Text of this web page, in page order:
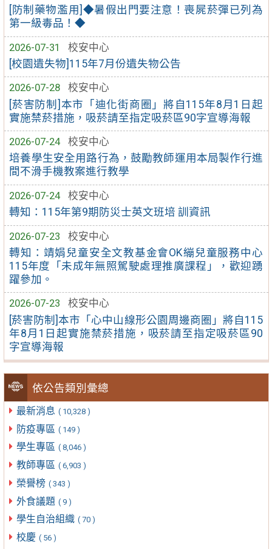
[防制藥物濫用]◆暑假出門要注意！喪屍菸彈已列為
第一級毒品！◆
2026-07-31
校安中心
[校園遺失物]115年7月份遺失物公告
2026-07-28
校安中心
[菸害防制]本市「迪化街商圈」將自115年8月1日起
實施禁菸措施，吸菸請至指定吸菸區90字宣導海報
2026-07-24
校安中心
培養學生安全用路行為，鼓勵教師運用本局製作行進
間不滑手機教案進行教學
2026-07-24
校安中心
轉知：115年第9期防災士英文班培 訓資訊
2026-07-23
校安中心
轉知：靖娟兒童安全文教基金會OK繃兒童服務中心
115年度「未成年無照駕駛處理推廣課程」，歡迎踴
躍參加。
2026-07-23
校安中心
[菸害防制]本市「心中山線形公園周邊商圈」將自115
年8月1日起實施禁菸措施，吸菸請至指定吸菸區90
字宣導海報
依公告類別彙總
最新消息 ( 10,328 )
防疫專區 ( 149 )
學生專區 ( 8,046 )
教師專區 ( 6,903 )
榮譽榜 ( 343 )
外食議題 ( 9 )
學生自治組織 ( 70 )
校慶 ( 56 )